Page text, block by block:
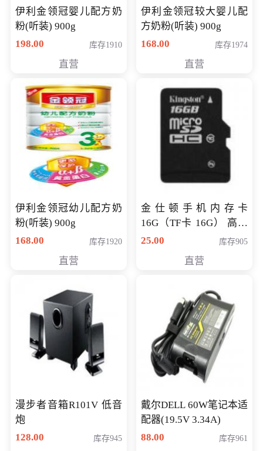
伊利金领冠婴儿配方奶
粉(听装) 900g
198.00
库存1910
直营
伊利金领冠较大婴儿配
方奶粉(听装) 900g
168.00
库存1974
直营
伊利金领冠幼儿配方奶
粉(听装) 900g
168.00
库存1920
直营
金仕顿手机内存卡
16G（TF卡 16G） 高速
卡 CLASS 10
25.00 库存905
直营
漫步者音箱R101V 低音
炮
128.00
库存945
戴尔DELL 60W笔记本适
配器(19.5V 3.34A)
88.00
库存961